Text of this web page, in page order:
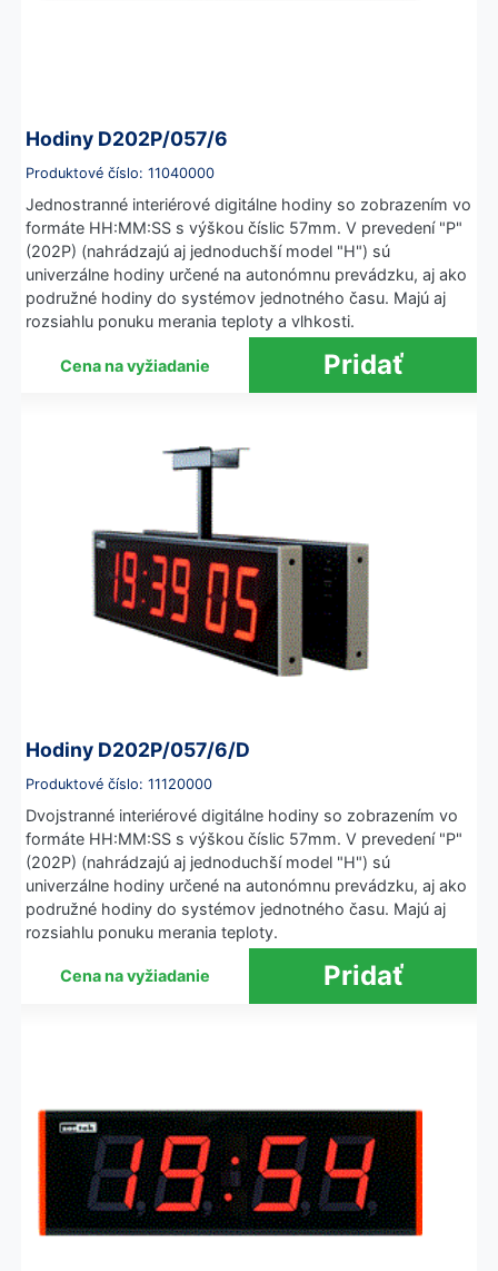
Hodiny D202P/057/6
Produktové číslo: 11040000
Jednostranné interiérové digitálne hodiny so zobrazením vo
formáte HH:MM:SS s výškou číslic 57mm. V prevedení "P"
(202P) (nahrádzajú aj jednoduchší model "H") sú
univerzálne hodiny určené na autonómnu prevádzku, aj ako
podružné hodiny do systémov jednotného času. Majú aj
rozsiahlu ponuku merania teploty a vlhkosti.
Cena na vyžiadanie
Hodiny D202P/057/6/D
Produktové číslo: 11120000
Dvojstranné interiérové digitálne hodiny so zobrazením vo
formáte HH:MM:SS s výškou číslic 57mm. V prevedení "P"
(202P) (nahrádzajú aj jednoduchší model "H") sú
univerzálne hodiny určené na autonómnu prevádzku, aj ako
podružné hodiny do systémov jednotného času. Majú aj
rozsiahlu ponuku merania teploty.
Cena na vyžiadanie